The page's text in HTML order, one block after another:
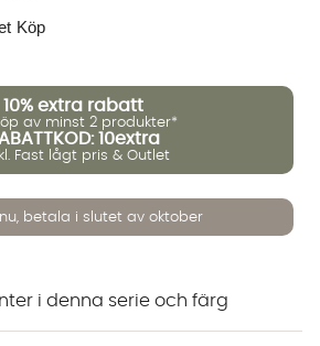
Köp
10% extra rabatt
av minst 2 produkter*
10extra
Fast lågt pris & Outlet
betala i slutet av oktober
i denna serie och färg
med tredje part. Läs mer i vår
Starta chatten